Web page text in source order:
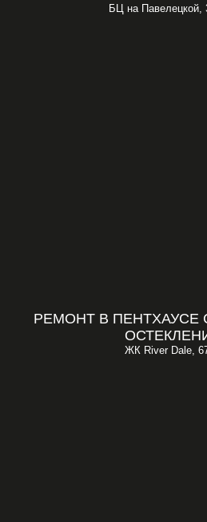
БЦ на Павелецкой,
РЕМОНТ В
ЖК River Dale,